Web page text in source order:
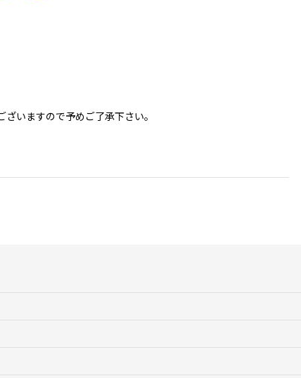
いますので予めご了承下さい。